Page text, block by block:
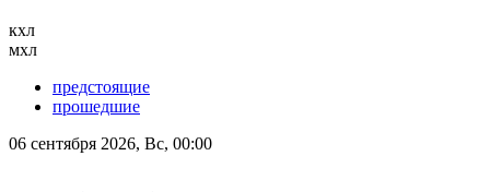
кхл
мхл
предстоящие
прошедшие
06 сентября 2026, Вс, 00:00